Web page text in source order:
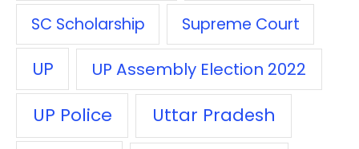
SC Scholarship Supreme Court
UP UP Assembly Election 2022
UP Police Uttar Pradesh